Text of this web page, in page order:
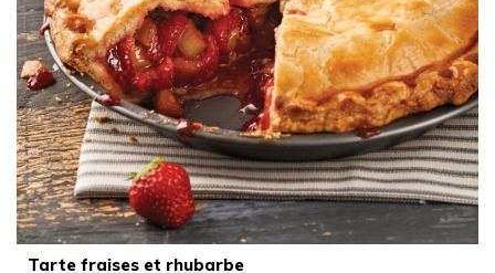
Tarte fraises et rhubarbe